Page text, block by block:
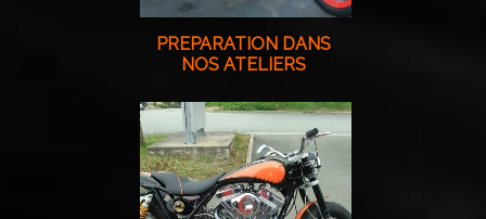
PREPARATION DANS
NOS ATELIERS